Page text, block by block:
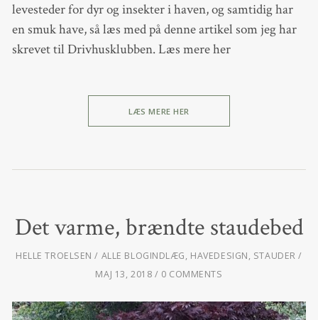
levesteder for dyr og insekter i haven, og samtidig har
en smuk have, så læs med på denne artikel som jeg har
skrevet til Drivhusklubben. Læs mere her
LÆS MERE HER
Det varme, brændte staudebed
HELLE TROELSEN ALLE BLOGINDLÆG, HAVEDESIGN, STAUDER
MAJ 13, 2018
0 COMMENTS